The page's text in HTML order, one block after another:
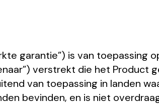
garantie”) is van toepassing
verstrekt die het
van toepassing in landen
bevinden, en is niet